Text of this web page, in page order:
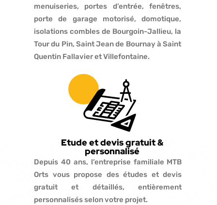
menuiseries, portes d’entrée, fenêtres,
porte de garage motorisé, domotique,
isolations combles de Bourgoin-Jallieu, la
Tour du Pin, Saint Jean de Bournay à Saint
Quentin Fallavier et Villefontaine.
Etude et devis gratuit &
personnalisé
Depuis 40 ans, l’entreprise familiale MTB
Orts vous propose des études et devis
gratuit et détaillés, entièrement
personnalisés selon votre projet.